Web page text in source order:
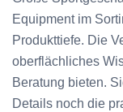
Equipment im
Produkttiefe. Die
oberflächliches
Beratung bieten.
Details noch die